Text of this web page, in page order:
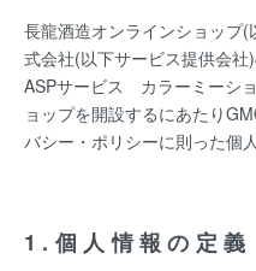
長龍酒造オンラインショップ(
式会社(以下サービス提供会社
ASPサービス カラーミーシ
ョップを開設するにあたり
バシー・ポリシーに則った個
1.個人情報の定義